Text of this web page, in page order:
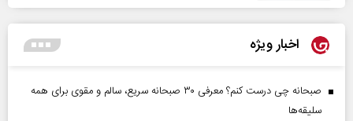
اخبار ویژه
صبحانه چی درست کنم؟ معرفی ۳۰ صبحانه سریع، سالم و مقوی برای همه
سلیقه‌ها